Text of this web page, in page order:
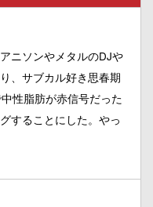
ニソンやメタルのDJや
、サブカル好き思春期
性脂肪が赤信号だった
することにした。やっ